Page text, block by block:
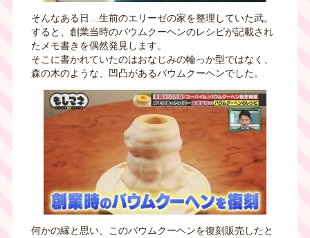
そんなある日…生前のエリーゼの家を整理していた武。
すると、創業当時のバウムクーヘンのレシピが記載され
たメモ書きを偶然発見します。
そこに書かれていたのはおなじみの輪っか型ではなく、
森の木のような、凹凸があるバウムクーヘンでした。
何かの縁と思い、このバウムクーヘンを復刻販売したと